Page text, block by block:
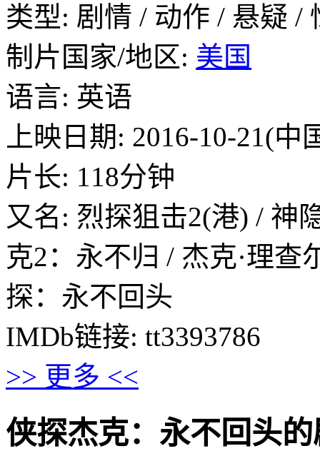
类型: 剧情 / 动作 / 悬疑 /
制片国家/地区: 美国
语言: 英语
上映日期: 2016-10-21(中
片长: 118分钟
又名: 烈探狙击2(港) / 神
克2：永不归 / 杰克·理查
探：永不回头
IMDb链接: tt3393786
>> 更多 <<
侠探杰克：永不回头的